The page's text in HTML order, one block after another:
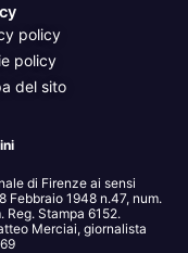
policy
policy
del sito
di Firenze ai sensi
Febbraio 1948 n.47, num.
Reg. Stampa 6152.
Merciai, giornalista